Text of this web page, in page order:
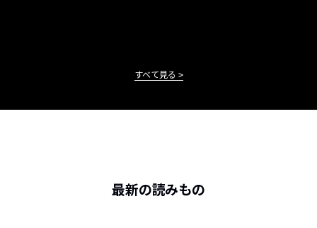
すべて見る
最新の読みもの